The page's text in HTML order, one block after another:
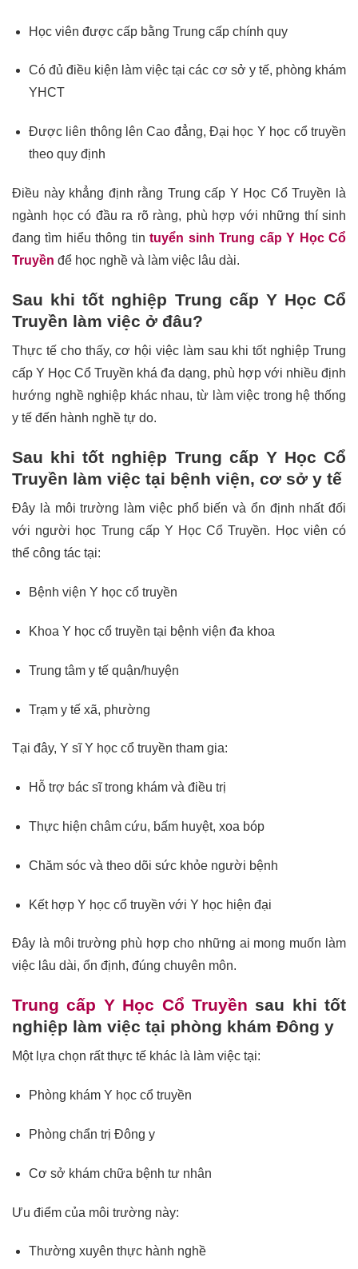
Học viên được cấp bằng Trung cấp chính quy
Có đủ điều kiện làm việc tại các cơ sở y tế, phòng khám
YHCT
Được liên thông lên Cao đẳng, Đại học Y học cổ truyền
theo quy định
Điều này khẳng định rằng Trung cấp Y Học Cổ Truyền là
ngành học có đầu ra rõ ràng, phù hợp với những thí sinh
đang tìm hiểu thông tintuyển sinh Trung cấp Y Học Cổ
Truyền để học nghề và làm việc lâu dài.
Sau khi tốt nghiệp Trung cấp Y Học Cổ
Truyền làm việc ở đâu?
Thực tế cho thấy, cơ hội việc làm sau khi tốt nghiệp Trung
cấp Y Học Cổ Truyền khá đa dạng, phù hợp với nhiều định
hướng nghề nghiệp khác nhau, từ làm việc trong hệ thống
y tế đến hành nghề tự do.
Sau khi tốt nghiệp Trung cấp Y Học Cổ
Truyền làm việc tại bệnh viện, cơ sở y tế
Đây là môi trường làm việc phổ biến và ổn định nhất đối
với người học Trung cấp Y Học Cổ Truyền. Học viên có
thể công tác tại:
Bệnh viện Y học cổ truyền
Khoa Y học cổ truyền tại bệnh viện đa khoa
Trung tâm y tế quận/huyện
Trạm y tế xã, phường
Tại đây, Y sĩ Y học cổ truyền tham gia:
Hỗ trợ bác sĩ trong khám và điều trị
Thực hiện châm cứu, bấm huyệt, xoa bóp
Chăm sóc và theo dõi sức khỏe người bệnh
Kết hợp Y học cổ truyền với Y học hiện đại
Đây là môi trường phù hợp cho những ai mong muốn làm
việc lâu dài, ổn định, đúng chuyên môn.
Trung cấp Y Học Cổ Truyền sau khi tốt
nghiệp làm việc tại phòng khám Đông y
Một lựa chọn rất thực tế khác là làm việc tại:
Phòng khám Y học cổ truyền
Phòng chẩn trị Đông y
Cơ sở khám chữa bệnh tư nhân
Ưu điểm của môi trường này:
Thường xuyên thực hành nghề